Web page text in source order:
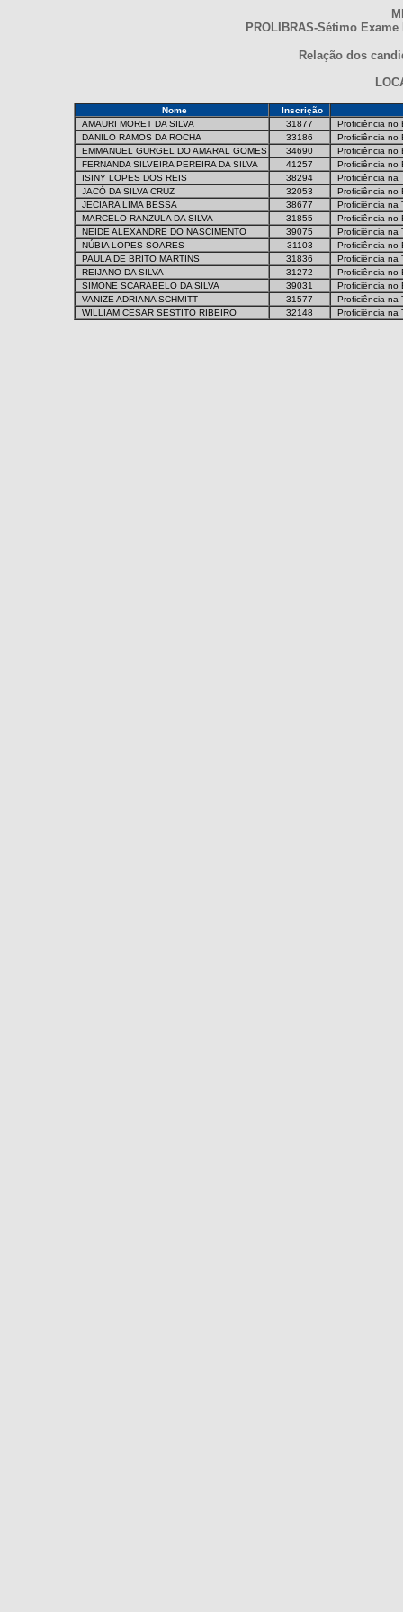
PROLIBRAS-Sétimo
Relação dos
Nome
Inscrição
AMAURI MORET DA SILVA
31877
Proficiência no
DANILO RAMOS DA ROCHA
33186
Proficiência no
EMMANUEL GURGEL DO AMARAL GOMES
34690
Proficiência no
FERNANDA SILVEIRA PEREIRA DA SILVA
41257
Proficiência no
ISINY LOPES DOS REIS
38294
Proficiência na
JACÓ DA SILVA CRUZ
32053
Proficiência no
JECIARA LIMA BESSA
38677
Proficiência na
MARCELO RANZULA DA SILVA
31855
Proficiência no
NEIDE ALEXANDRE DO NASCIMENTO
39075
Proficiência na
NÚBIA LOPES SOARES
31103
Proficiência no
PAULA DE BRITO MARTINS
31836
Proficiência na
REIJANO DA SILVA
31272
Proficiência no
SIMONE SCARABELO DA SILVA
39031
Proficiência no
VANIZE ADRIANA SCHMITT
31577
Proficiência na
WILLIAM CESAR SESTITO RIBEIRO
32148 Proficiência na